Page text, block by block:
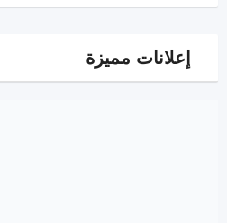
إعلانات مميزة